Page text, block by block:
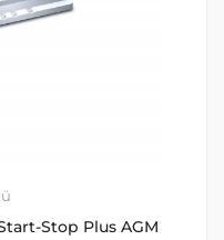
Stop Plus AGM